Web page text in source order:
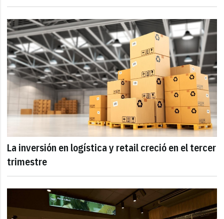
La inversión en logística y retail creció en el tercer
trimestre